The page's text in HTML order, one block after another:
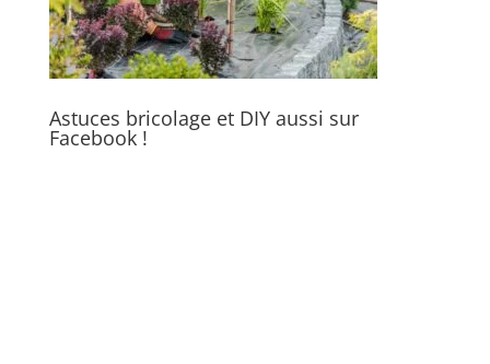
Astuces bricolage et DIY aussi sur
Facebook !